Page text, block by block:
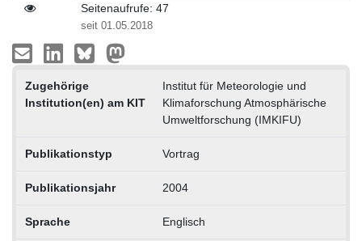
Seitenaufrufe: 47
seit 01.05.2018
Zugehörige
Institution(en) am KIT
Institut für Meteorologie und
Klimaforschung Atmosphärische
Umweltforschung (IMKIFU)
Publikationstyp Vortrag
Publikationsjahr 2004
Sprache Englisch